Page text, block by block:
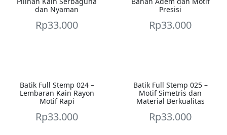
dan Nyaman
Rp33.000
Presisi
Rp33.000
Batik Full Stemp 024 –
Lembaran Kain Rayon
Motif Rapi
Rp33.000
Batik Full Stemp 025 –
Motif Simetris dan
Material Berkualitas
Rp33.000